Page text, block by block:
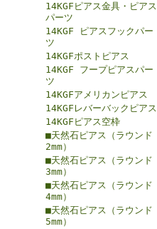
14KGFピアス金具・ピアス
パーツ
14KGF ピアスフックパー
ツ
14KGFポストピアス
14KGF フープピアスパー
ツ
14KGFアメリカンピアス
14KGFレバーバックピアス
14KGFピアス空枠
■天然石ピアス（ラウンド
2mm）
■天然石ピアス（ラウンド
3mm）
■天然石ピアス（ラウンド
4mm）
■天然石ピアス（ラウンド
5mm）